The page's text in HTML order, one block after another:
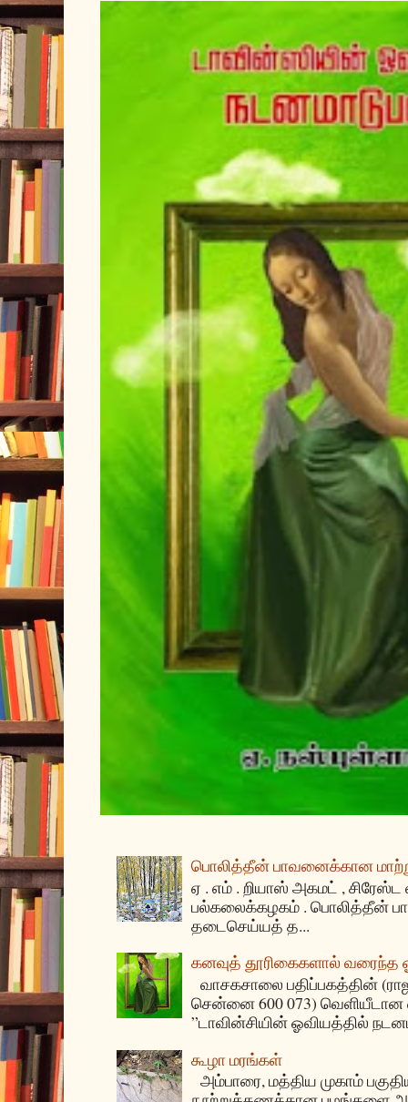
பொலித்தீன் பாவனைக்கான
ஏ . எம் . றியாஸ் அகமட் , சிரேஸ்ட
பல்கலைக்கழகம் . பொலித்தீன்
தடைசெய்யத் த...
கனவுத் தூரிகைகளால்
வாசகசாலை பதிப்பகத்தின்
சென்னை 600 073)
”டாவின்சியின் ஓவியத்தில்
கூழா மரங்கள்
அம்பாரை, மத்திய முகாம்